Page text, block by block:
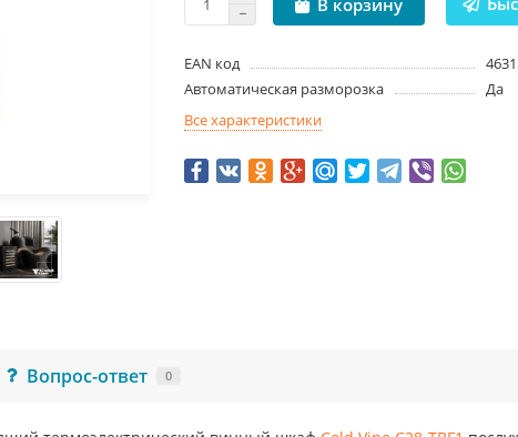
В корзину
EAN код
Автоматическая разморозка
Да
Все характеристики
Вопрос-ответ 0